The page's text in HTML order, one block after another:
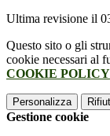
Ultima revisione il
Questo sito o gli
cookie necessari al
COOKIE POLICY
Personalizza
Gestione cookie